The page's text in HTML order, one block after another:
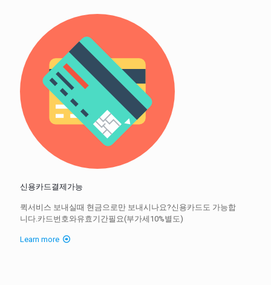
신용카드결제가능
퀵서비스 보내실때 현금으로만 보내시나요?신용카드도 가능합
니다.카드번호와유효기간필요(부가세10%별도)
Learn more